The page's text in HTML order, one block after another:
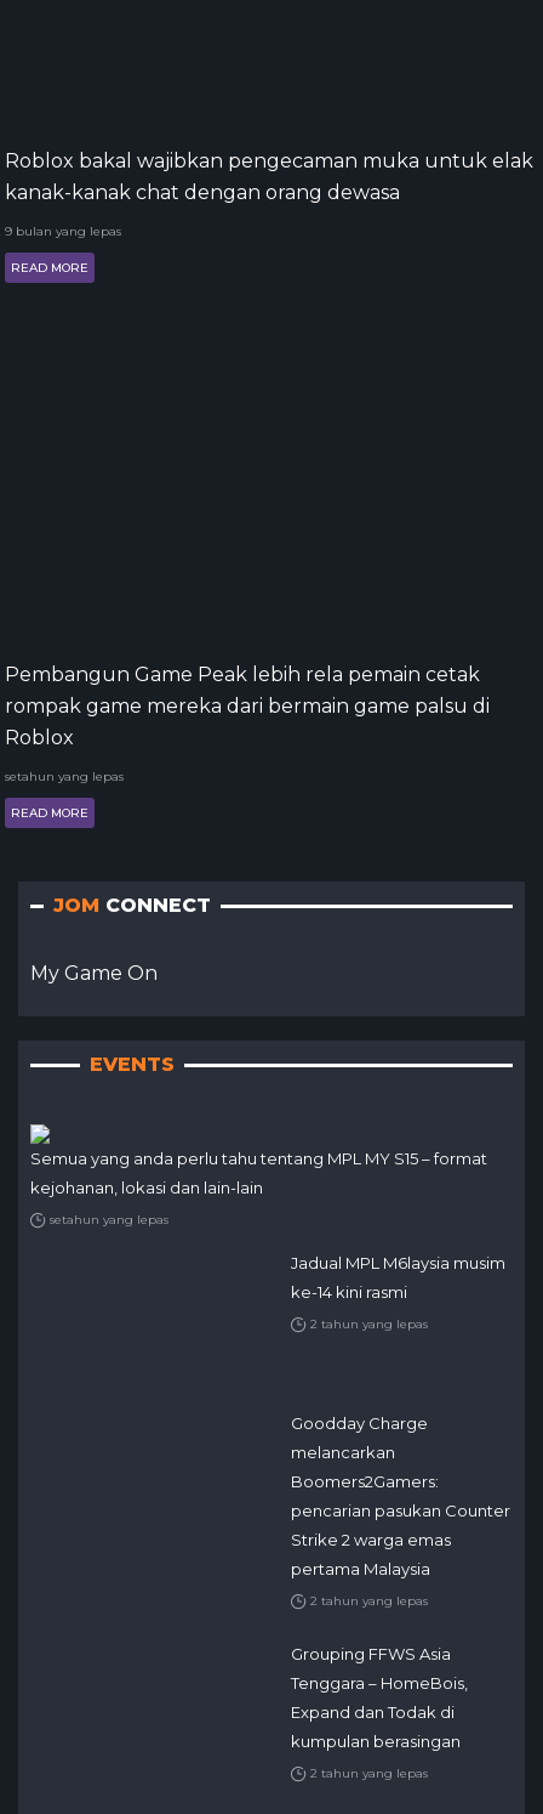
Roblox bakal wajibkan pengecaman muka untuk elak
kanak-kanak chat dengan orang dewasa
9 bulan yang lepas
READ MORE
Pembangun Game Peak lebih rela pemain cetak
rompak game mereka dari bermain game palsu di
Roblox
setahun yang lepas
READ MORE
JOM CONNECT
My Game On
EVENTS
Semua yang anda perlu tahu tentang MPL MY S15 – format
kejohanan, lokasi dan lain-lain
setahun yang lepas
Jadual MPL M6laysia musim
ke-14 kini rasmi
2 tahun yang lepas
Goodday Charge
melancarkan
Boomers2Gamers:
pencarian pasukan Counter
Strike 2 warga emas
pertama Malaysia
2 tahun yang lepas
Grouping FFWS Asia
Tenggara – HomeBois,
Expand dan Todak di
kumpulan berasingan
2 tahun yang lepas